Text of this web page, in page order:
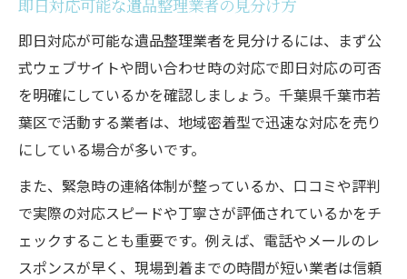
遺品整理で立ち会い不要サービスを活用す
る方法
遺品整理の進捗報告や写真対応の重要性
遠方依頼時の遺品整理費用や支払い方法の
工夫
遺品整理の鍵預かり・返却の安全対策とは
追加費用なしで安心できる遺品整理の選び方
遺品整理で追加費用が発生しない業者の見
抜き方
即日対応可能な遺品整理業者の見分け方
即日対応が可能な遺品整理業者を見分けるには、まず公
式ウェブサイトや問い合わせ時の対応で即日対応の可否
を明確にしているかを確認しましょう。千葉県千葉市若
葉区で活動する業者は、地域密着型で迅速な対応を売り
にしている場合が多いです。
また、緊急時の連絡体制が整っているか、口コミや評判
で実際の対応スピードや丁寧さが評価されているかをチ
ェックすることも重要です。例えば、電話やメールのレ
スポンスが早く、現場到着までの時間が短い業者は信頼